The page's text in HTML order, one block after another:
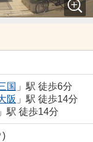
国 」駅 徒歩6分
阪 」駅 徒歩14分
」駅 徒歩14分
)